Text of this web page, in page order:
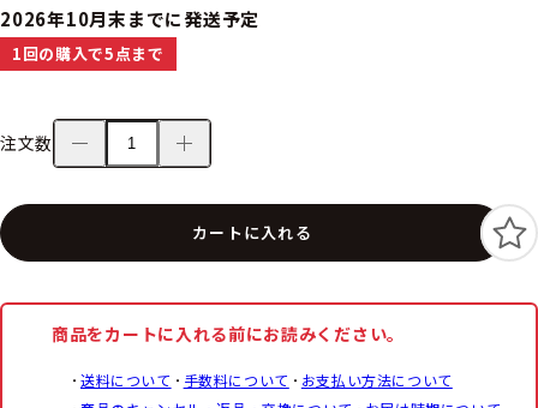
2026年10月末までに発送予定
1回の購入で5点まで
注文数
カートに入れる
商品をカートに入れる前にお読みください。
送料について 手数料について
お支払い方法について